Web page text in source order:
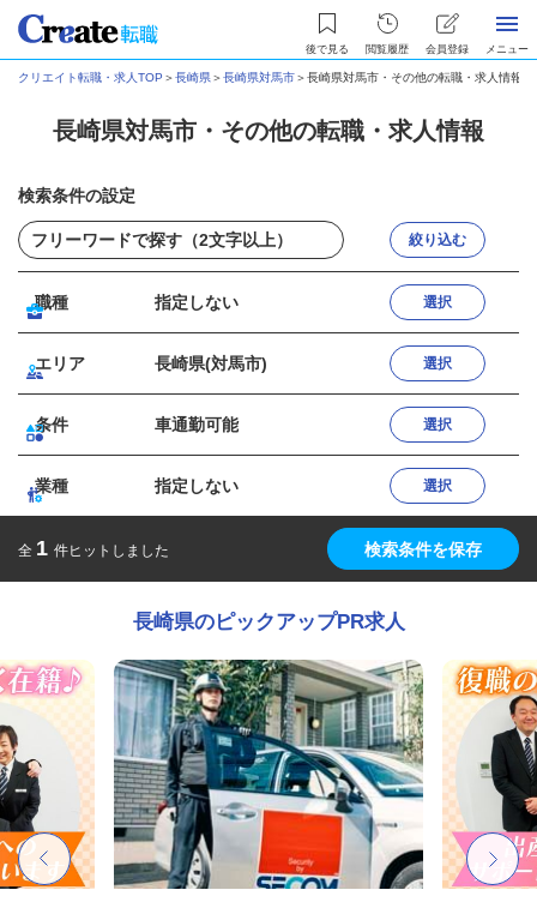
後で見る 閲覧履歴 会員登録 メニュー
クリエイト転職・求人TOP ＞長崎県＞長崎県対馬市＞長崎県対馬市・その他の転職・求人情報
長崎県対馬市・その他の転職・求人情報
検索条件の設定
絞り込む
職種 指定しない 選択
エリア 長崎県(対馬市) 選択
条件 車通勤可能 選択
業種 指定しない 選択
全 1 件ヒットしました 検索条件を保存
長崎県のピックアップPR求人